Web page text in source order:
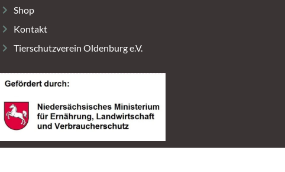
Shop
Kontakt
Tierschutzverein Oldenburg e.V.